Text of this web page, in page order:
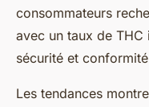
consommateurs
avec un taux de
sécurité et
Les tendances